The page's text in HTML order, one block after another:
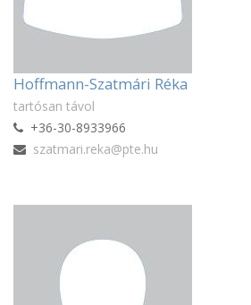
Hoffmann-Szatmári Réka
tartósan távol
+36-30-8933966
szatmari.reka@pte.hu